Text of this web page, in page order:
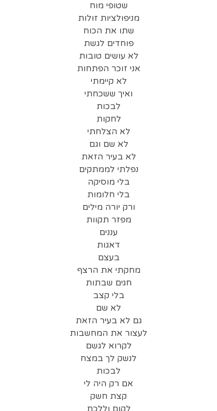
שטופי מוח
מניפולציות זולות
שתו את הכוח
פוחדים לגשת
לא עושים טובות
אני זוכר הפתחות
לא קיימתי
ואיך ששכחתי
‏לבכות
לחקות
לא הצלחתי
לא שם וגם
לא בעיר הזאת
נפלתי לממתקים
בלי מוסיקה
בלי חלומות
ורק יורה מילים
מפזר תקוות
עננים
דאגות
בעצם
מחקתי את הרצף
חגים שבתות
בלי קצב
לא שם
גם לא בעיר הזאת
לעצור את המחשבות
לקרוא לגשם
לנשק לך במצח
לבכות
אם רק היה לי
קצת חשק
לקום וללכת